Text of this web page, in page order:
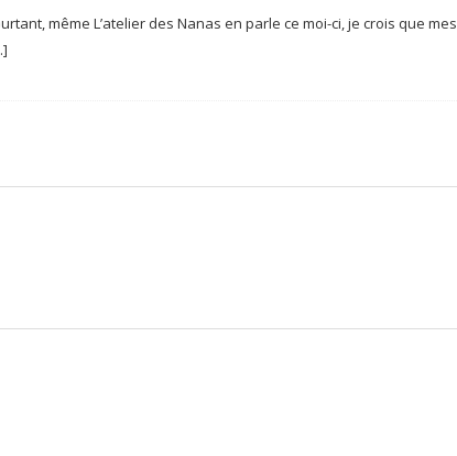
même L’atelier des Nanas en parle ce moi-ci, je crois que mes